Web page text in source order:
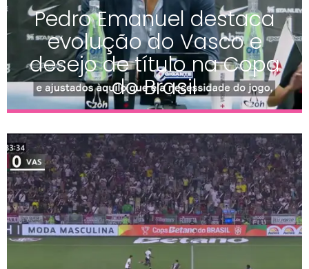
Pedro Emanuel destaca
evolução do Vasco e
desejo de título na Copa
do Brasil